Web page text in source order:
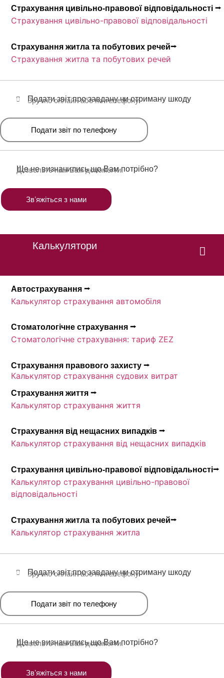
Страхування цивільно-правової відповідальності ⭢
Страхування цивільно-правової відповідальності
Страхування житла та побутових речей⭢
Страхування житла та побутових речей
Подати звіт про завдану чи отриману шкоду
Зручно онлайн або по телефону
Подати звіт по телефону
Ще не визначились що Вам потрібно?
Дозвольте нам Вам допомогти.
Звʼяжіться з нами
Калькулятори
Автострахування ⭢
Калькулятор страхування автомобіля
Стоматологічне страхування ⭢
Стоматологічне страхування: тариф ZEZ
Страхування правового захисту ⭢
Калькулятор страхування судових витрат
Страхування життя ⭢
Калькулятор страхування життя
Страхування від нещасних випадків ⭢
Калькулятор страхування від нещасних випадків
Страхування цивільно-правової відповідальності⭢
Калькулятор страхування цивільно-правової
відповідальності
Страхування житла та побутових речей⭢
Калькулятор страхування житла
Подати звіт про завдану чи отриману шкоду
Зручно онлайн або по телефону
Подати звіт по телефону
Ще не визначились що Вам потрібно?
Дозвольте нам Вам допомогти.
Звʼяжіться з нами